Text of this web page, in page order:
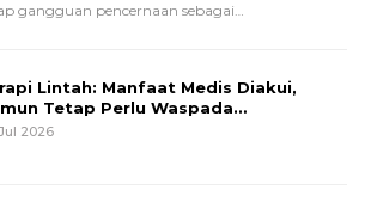
gangguan pencernaan sebagai…
Lintah: Manfaat Medis Diakui,
Tetap Perlu Waspada…
2026